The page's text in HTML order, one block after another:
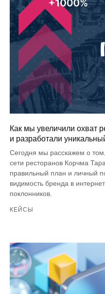
Как мы увеличили охват
и разработали
Сегодня мы расскажем о
сети ресторанов Корчма
правильный план и личный
видимость бренда в
поклонников.
КЕЙСЫ